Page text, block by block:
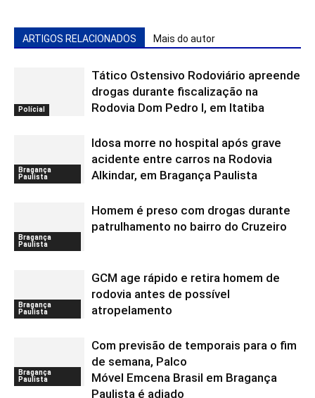
ARTIGOS RELACIONADOS Mais do autor
Polícial
Tático Ostensivo Rodoviário apreende
drogas durante fiscalização na
Rodovia Dom Pedro I, em Itatiba
Bragança
Paulista
Idosa morre no hospital após grave
acidente entre carros na Rodovia
Alkindar, em Bragança Paulista
Bragança
Paulista
Homem é preso com drogas durante
patrulhamento no bairro do Cruzeiro
Bragança
Paulista
GCM age rápido e retira homem de
rodovia antes de possível
atropelamento
Bragança
Paulista
Com previsão de temporais para o fim
de semana, Palco
Móvel Emcena Brasil em Bragança
Paulista é adiado